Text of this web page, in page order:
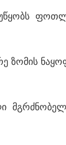
ზომის